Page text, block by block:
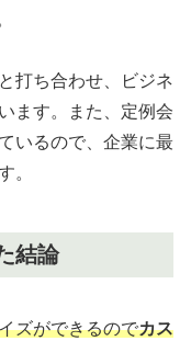
打ち合わせ、ビジネ
ます。また、定例会
いるので、企業に最
。
結論
ズができるのでカス